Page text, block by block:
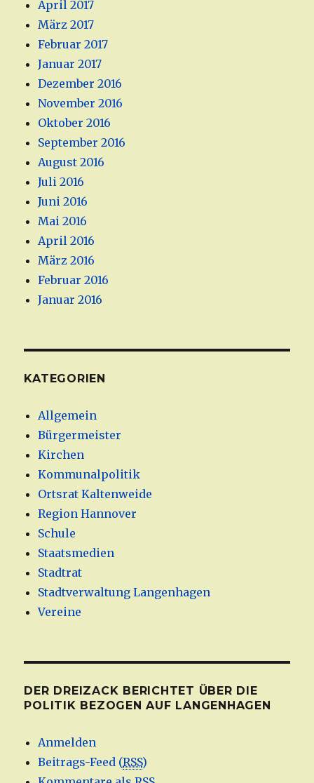
April 2017
März 2017
Februar 2017
Januar 2017
Dezember 2016
November 2016
Oktober 2016
September 2016
August 2016
Juli 2016
Juni 2016
Mai 2016
April 2016
März 2016
Februar 2016
Januar 2016
KATEGORIEN
Allgemein
Bürgermeister
Kirchen
Kommunalpolitik
Ortsrat Kaltenweide
Region Hannover
Schule
Staatsmedien
Stadtrat
Stadtverwaltung Langenhagen
Vereine
DER DREIZACK BERICHTET ÜBER DIE
POLITIK BEZOGEN AUF LANGENHAGEN
Anmelden
Beitrags-Feed (RSS)